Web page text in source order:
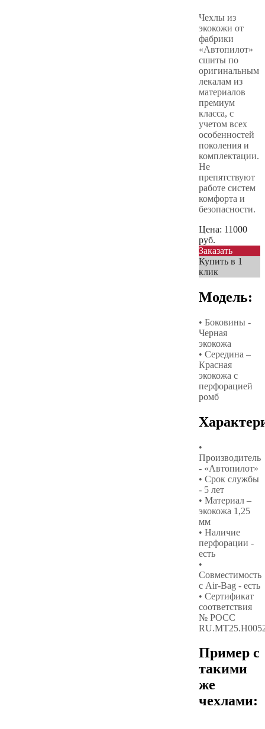
Чехлы из
экокожи от
фабрики
«Автопилот»
сшиты по
оригинальным
лекалам из
материалов
премиум
класса, с
учетом всех
особенностей
поколения и
комплектации.
Не
препятствуют
работе систем
комфорта и
безопасности.
Цена: 11000
руб.
Заказать
Купить в 1
клик
Модель:
• Боковины -
Черная
экокожа
• Середина –
Красная
экокожа с
перфорацией
ромб
•
Производитель
- «Автопилот»
• Срок службы
- 5 лет
• Материал –
экокожа 1,25
мм
• Наличие
перфорации -
есть
•
Совместимость
с Air-Bag - есть
• Сертификат
соответствия
№ РОСС
Пример с
такими
же
чехлами: